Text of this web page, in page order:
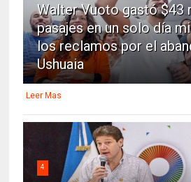
Walter Vuoto gastó $43
pasajes en un solo día
los reclamos por el
Ushuaia
Leer Mas
4